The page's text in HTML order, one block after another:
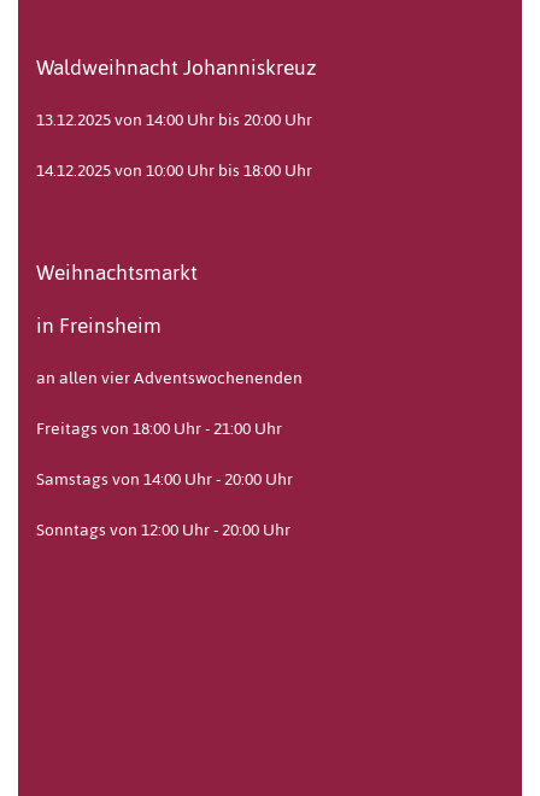
Waldweihnacht Johanniskreuz
13.12.2025 von 14:00 Uhr bis 20:00 Uhr
14.12.2025 von 10:00 Uhr bis 18:00 Uhr
Weihnachtsmarkt
in Freinsheim
an allen vier Adventswochenenden
Freitags von 18:00 Uhr - 21:00 Uhr
Samstags von 14:00 Uhr - 20:00 Uhr
Sonntags von 12:00 Uhr - 20:00 Uhr